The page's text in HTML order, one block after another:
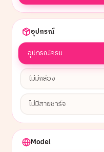
อุปกรณ์
อุปกรณ์ครบ
ไม่มีกล่อง
ไม่มีสายชาร์จ
Model